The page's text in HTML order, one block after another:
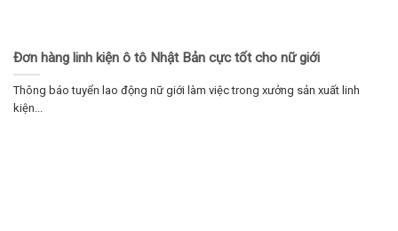
Đơn hàng linh kiện ô tô Nhật Bản cực tốt cho nữ giới
Thông báo tuyển lao động nữ giới làm việc trong xưởng sản xuất linh
kiện...